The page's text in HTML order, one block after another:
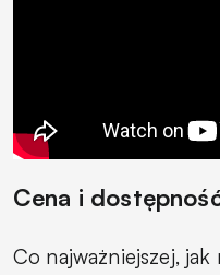
Cena i
Co najważniejszej,